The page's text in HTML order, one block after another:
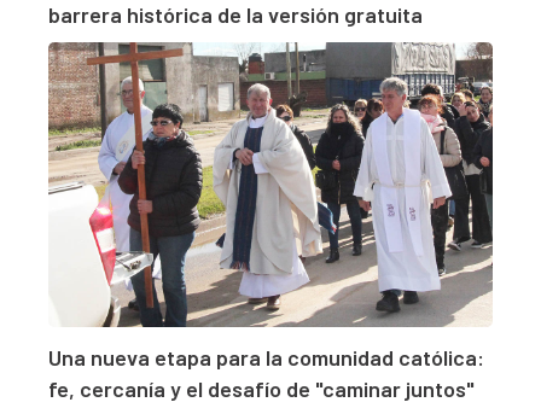
barrera histórica de la versión gratuita
Una nueva etapa para la comunidad católica:
fe, cercanía y el desafío de "caminar juntos"